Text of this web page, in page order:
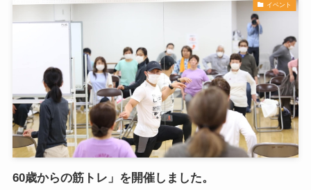
イベント
60歳からの筋トレ」を開催しました。